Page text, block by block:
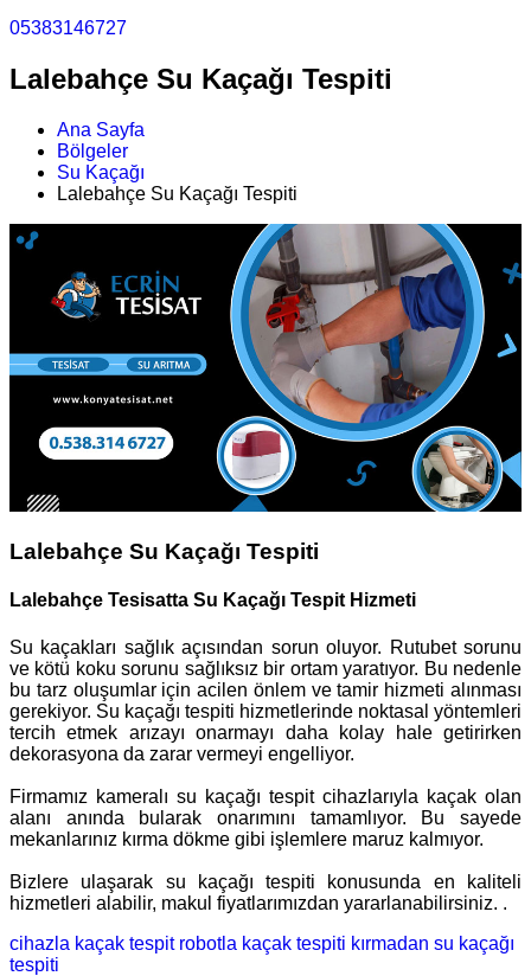
05383146727
Lalebahçe Su Kaçağı Tespiti
Ana Sayfa
Bölgeler
Su Kaçağı
Lalebahçe Su Kaçağı Tespiti
Lalebahçe Su Kaçağı Tespiti
Lalebahçe Tesisatta Su Kaçağı Tespit Hizmeti
Su kaçakları sağlık açısından sorun oluyor. Rutubet sorunu
ve kötü koku sorunu sağlıksız bir ortam yaratıyor. Bu nedenle
bu tarz oluşumlar için acilen önlem ve tamir hizmeti alınması
gerekiyor. Su kaçağı tespiti hizmetlerinde noktasal yöntemleri
tercih etmek arızayı onarmayı daha kolay hale getirirken
dekorasyona da zarar vermeyi engelliyor.
Firmamız kameralı su kaçağı tespit cihazlarıyla kaçak olan
alanı anında bularak onarımını tamamlıyor. Bu sayede
mekanlarınız kırma dökme gibi işlemlere maruz kalmıyor.
Bizlere ulaşarak su kaçağı tespiti konusunda en kaliteli
hizmetleri alabilir, makul fiyatlarımızdan yararlanabilirsiniz. .
cihazla kaçak tespitrobotla kaçak tespiti kırmadan su kaçağı
tespiti